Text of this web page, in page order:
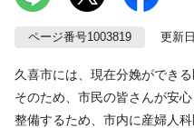
ページ番号1003819 更新日
久喜市には、現在分娩ができる
そのため、市民の皆さんが安
整備するため、市内に産婦人